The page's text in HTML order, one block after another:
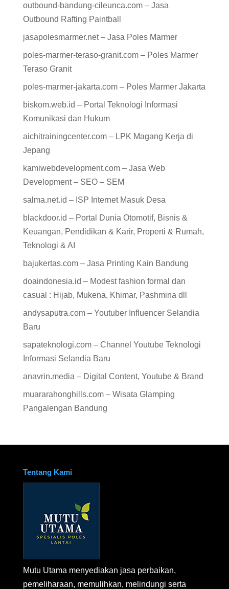
outbound-bandung-cileunca.com – Jasa
Outbound Rafting Paintball
jasapolesmarmer.net – Jasa Poles Marmer
poles-marmer-teraso-granit.com – Poles Marmer
Teraso Granit
poles-marmer-jakarta.com – Poles Marmer Jakarta
biskom.web.id – Portal Teknologi Informasi
Komunikasi dan Hukum
aichitrainingcenter.com – LPK Magang Kerja di
Jepang
kamiwebdevelopment.com – Jasa Web
Development – SEO – SEM
salma.net.id – ISP Internet Masuk Desa
blackdoor.id – Portal Dunia Otomotif, Bisnis &
Keuangan, Pendidikan & Karir, Properti & Rumah,
Teknologi & AI
bajukertas.com – Jasa Printing Kain Bandung
doaindonesia.id – Modest fashion formal dan
casual : Hijab, Mukena, Khimar, Pashmina dll
andysaputra.com – Youtuber Influencer Selandia
Baru
sapateknologi.com – Channel Youtube Teknologi
Informasi Selandia Baru
anavrin.media – Digital Content, Youtube & Brand
muararahonghills.com – Wisata Glamping
Pangalengan Bandung
Tentang Kami
Mutu Utama menyediakan jasa perbaikan,
pemeliharaan, memulihkan, melindungi serta